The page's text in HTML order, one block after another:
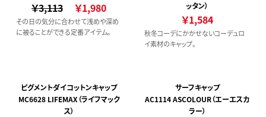
￥3,113 ￥1,980
その日の気分に合わせて浅めや深め
に被ることができる定番アイテム。
ッタン）
￥1,584
秋冬コーデにかかせないコーデュロ
イ素材のキャップ。
ピグメントダイコットンキャップ
MC6628 LIFEMAX（ライフマック
ス）
サーフキャップ
AC1114 ASCOLOUR（エーエスカ
ラー）